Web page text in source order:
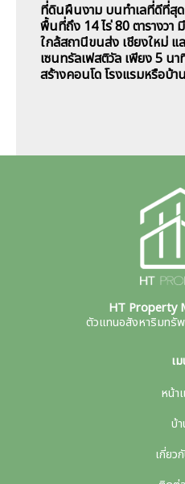
ที่ดินผืนงาม บนทำเลที่ดีที่สุด
พื้นที่ถึง 14 ไร่ 80 ตารางว
ใกล้สถานีขนส่ง เชียงใหม่ แ
เซนทรัลเฟสติวัล เพียง 5 น
สร้างคอนโด โรงแรมหรือบ้า
HT Property
ตัวแทนอสังหาริมทรัพ
เ
หน้า
บ้
เกี่ยว